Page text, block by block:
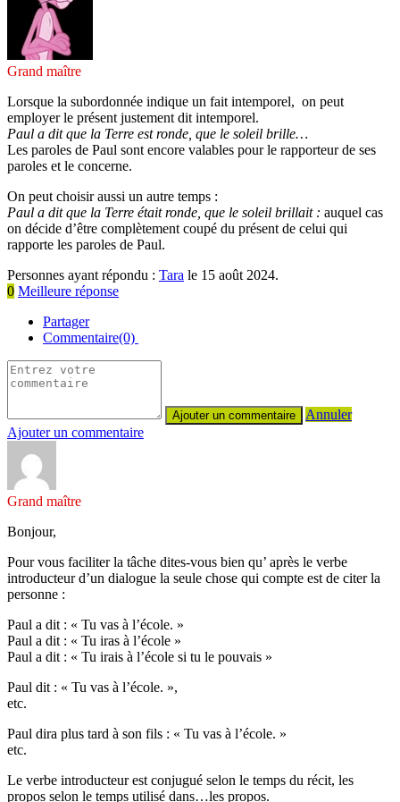
Grand maître
Lorsque la subordonnée indique un fait intemporel, on peut
employer le présent justement dit intemporel.
Paul a dit que la Terre est ronde, que le soleil brille…
Les paroles de Paul sont encore valables pour le rapporteur de ses
paroles et le concerne.
On peut choisir aussi un autre temps :
Paul a dit que la Terre était ronde, que le soleil brillait : auquel cas
on décide d’être complètement coupé du présent de celui qui
rapporte les paroles de Paul.
Personnes ayant répondu : Tara le 15 août 2024.
0 Meilleure réponse
Partager
Commentaire(0)
Annuler
Ajouter un commentaire
Grand maître
Bonjour,
Pour vous faciliter la tâche dites-vous bien qu’ après le verbe
introducteur d’un dialogue la seule chose qui compte est de citer la
personne :
Paul a dit : « Tu vas à l’école. »
Paul a dit : « Tu iras à l’école »
Paul a dit : « Tu irais à l’école si tu le pouvais »
Paul dit : « Tu vas à l’école. »,
etc.
Paul dira plus tard à son fils : « Tu vas à l’école. »
etc.
Le verbe introducteur est conjugué selon le temps du récit, les
propos selon le temps utilisé dans…les propos.